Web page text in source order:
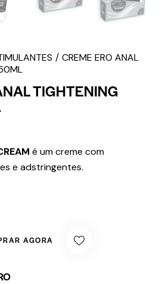
CREME ERO ANAL
TIGHTENING
é um creme com
e adstringentes.
AGORA